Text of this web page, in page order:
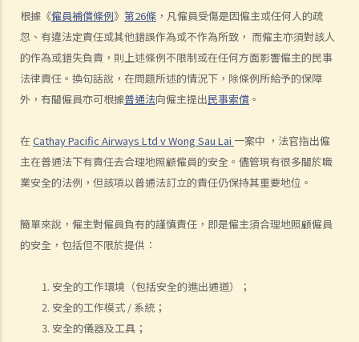
根據《僱員補償條例》 第26條 ，凡僱員受傷是因僱主或任何人的疏
忽、有違法定責任或其他錯誤作為或不作為所致， 而僱主亦須對該人
的作為或錯失負責，則上述條例不限制或在任何方面影響僱主的民事
法律責任。換句話說，在問題所述的情況下，除條例所給予的保障
外，有關僱員亦可根據普通法向僱主提出民事索償 。
在Cathay Pacific Airways Ltd v Wong Sau Lai 一案中 ，法官指出僱
主在普通法下有責任去合理地照顧僱員的安全。儘管現有很多關於職
業安全的法例，但該項以普通法訂立的責任仍保持其重要地位。
簡單來說，僱主對僱員負有的謹慎責任，即是僱主須合理地照顧僱員
的安全，包括但不限於提供：
安全的工作環境（包括安全的進出通道）；
安全的工作模式 / 系統；
安全的儀器及工具；
何謂「人身傷害」？
我受傷後，何時可提出申索？
如何就人身傷害提出申索？
人身傷害訴訟所涉的法律程序
1. 申索信（原告人）及建設性的答覆（被告人）
3. 申索陳述書
4. 損害賠償陳述書
6. 證明書（收費安排）
7. 屬實申述
9. 核對表評檢及案件管理問卷
10. 案件管理會議
11. 審訊前的覆核